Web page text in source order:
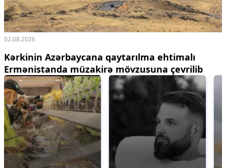
02.08.2026
Kərkinin Azərbaycana qaytarılma ehtimalı
Ermənistanda müzakirə mövzusuna çevrilib